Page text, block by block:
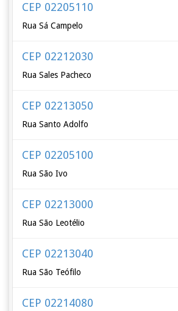
CEP 02205110
Rua Sá Campelo
CEP 02212030
Rua Sales Pacheco
CEP 02213050
Rua Santo Adolfo
CEP 02205100
Rua São Ivo
CEP 02213000
Rua São Leotélio
CEP 02213040
Rua São Teófilo
CEP 02214080